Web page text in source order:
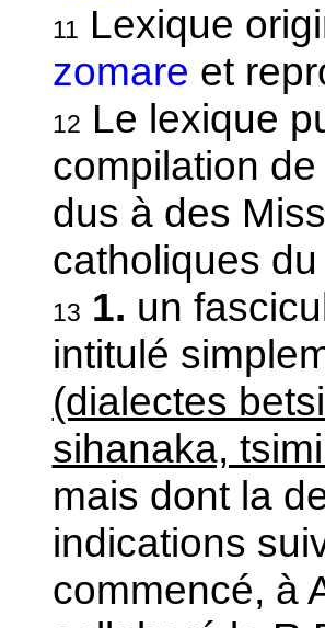
11 Lexique
zomare et
12 Le lexique
compilation
dus à des
catholiques
13 1. un
intitulé
(dialectes
sihanaka,
mais dont la
indications
commencé, à